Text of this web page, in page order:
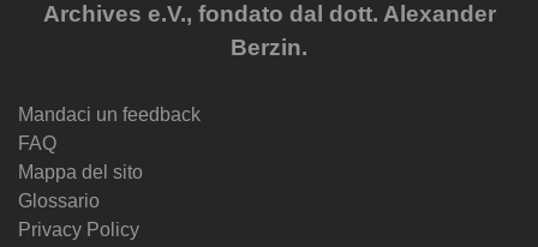
Archives e.V., fondato dal dott. Alexander
Berzin.
Mandaci un feedback
FAQ
Mappa del sito
Glossario
Privacy Policy